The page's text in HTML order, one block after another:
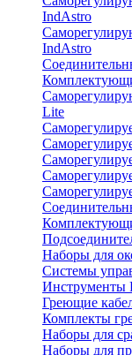
IndAstro
IndAstro
Lite
Наборы для
Системы
Инструменты
Греющие
Комплекты
Наборы для
Наборы для